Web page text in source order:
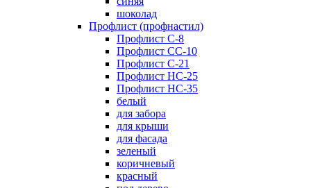
шоколад
Профлист (профнастил)
Профлист С-8
Профлист СС-10
Профлист C-21
Профлист НС-25
Профлист НС-35
белый
для забора
для крыши
для фасада
зеленый
коричневый
красный